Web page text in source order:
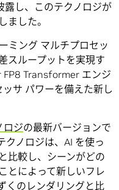
露し、このテクノロジが
ました。
ミング マルチプロセッ
スループットを実現す
FP8 Transformer エンジ
サ パワーを備えた新し
ロジの最新バージョンで
クノロジは、AI を使っ
比較し、シーンがどの
とによって新しいフレ
くのレンダリングと比